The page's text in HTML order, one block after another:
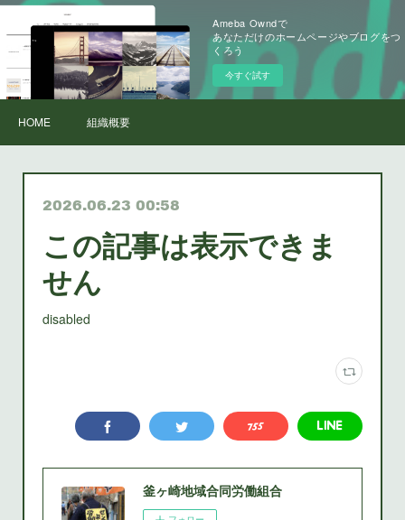
Ameba Owndで
あなただけのホームページやブログをつ
くろう
今すぐ試す
HOME 組織概要
2026.06.23 00:58
この記事は表示できま
せん
disabled
釜ヶ崎地域合同労働組合